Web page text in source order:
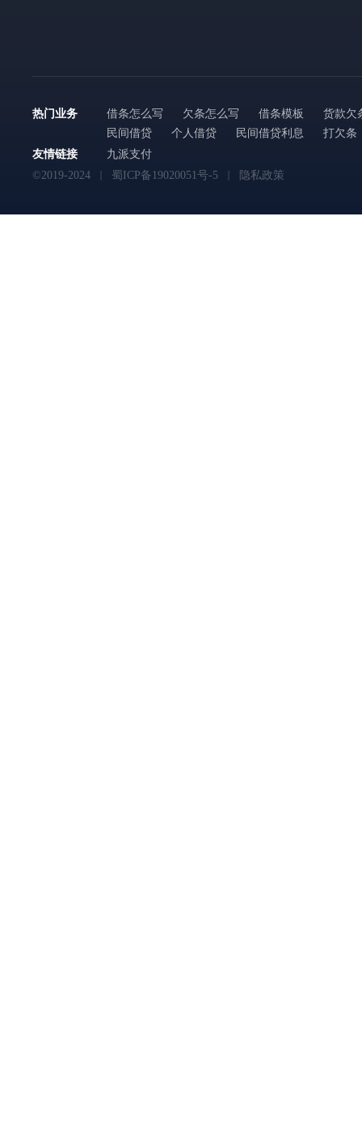
热门业务 借条怎么写 欠条怎么写 借条模板
货款欠
民间借贷
个人借贷 民间借贷利息
打欠条
友情链接
九派支付
©2019-2024
蜀ICP备19020051号-5 隐私政策